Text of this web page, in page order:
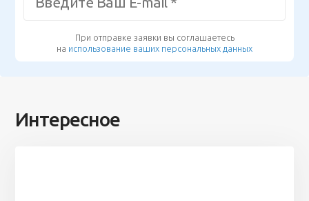
При отправке заявки вы соглашаетесь
на использование ваших персональных данных
Интересное